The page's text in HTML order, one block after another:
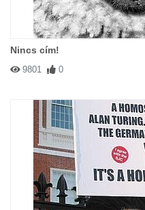
Nincs cím!
9801 0